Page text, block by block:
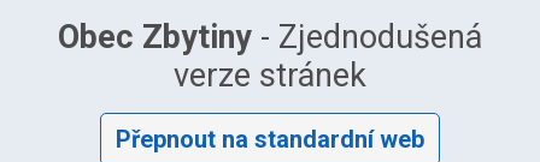
Obec Zbytiny - Zjednodušená
verze stránek
Přepnout na standardní web